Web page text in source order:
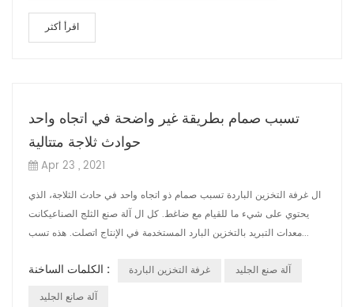
اقرأ أكثر
تسبب صمام بطريقة غير واضحة في اتجاه واحد
حوادث ثلاجة متتالية
Apr 23 , 2021
ال غرفة التخزين الباردة تسبب صمام ذو اتجاه واحد في حادث الثلاجة، الذي
يحتوي على شيء ما للقيام مع ضاغط. كل ال آلة صنع الثلج الصناعيكانت
معدات التبريد بالتخزين البارد المستخدمة في الإنتاج اتصلت. هذه تسب...
الكلمات الساخنة : غرفة التخزين الباردة
آلة صنع الجليد
آلة صانع الجليد